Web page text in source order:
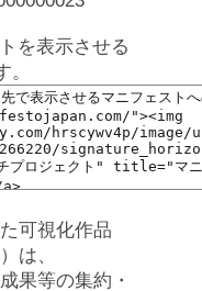
を表示させる
可視化作品
は、
果等の集約・